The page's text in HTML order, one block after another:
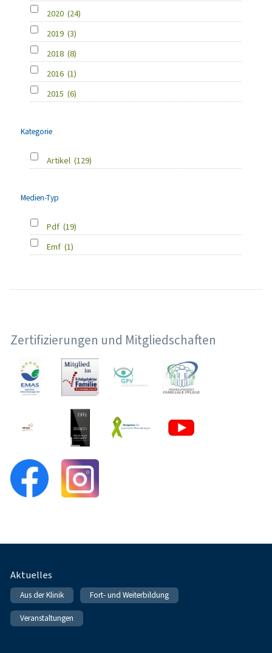
2020 (24)
2019 (3)
2018 (8)
2016 (1)
2015 (6)
Kategorie
Artikel (129)
Medien-Typ
Pdf (19)
Emf (1)
Zertifizierungen und Mitgliedschaften
Fußnavigation
Aktuelles
Aus der Klinik Fort- und Weiterbildung
Veranstaltungen